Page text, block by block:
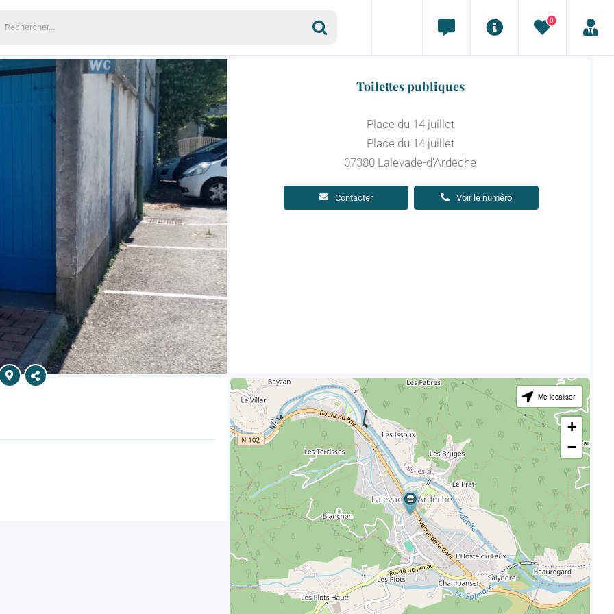
0
Toilettes publiques
Place du 14 juillet
Place du 14 juillet
07380 Lalevade-d'Ardèche
Contacter Voir le numéro
Me localiser
+
−